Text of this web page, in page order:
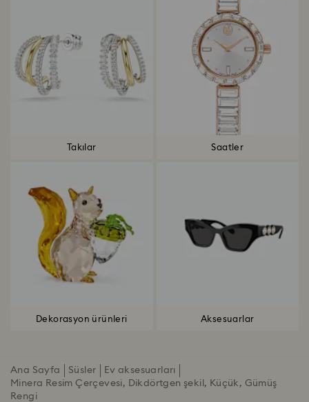
Takılar Saatler
Dekorasyon ürünleri Aksesuarlar
Ana Sayfa Süsler
Ev aksesuarları
Minera Resim Çerçevesi, Dikdörtgen şekil, Küçük, Gümüş
Rengi